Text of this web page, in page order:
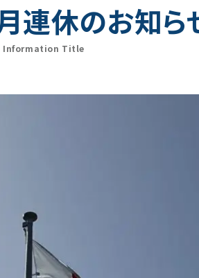
連休のお知ら
Information Title